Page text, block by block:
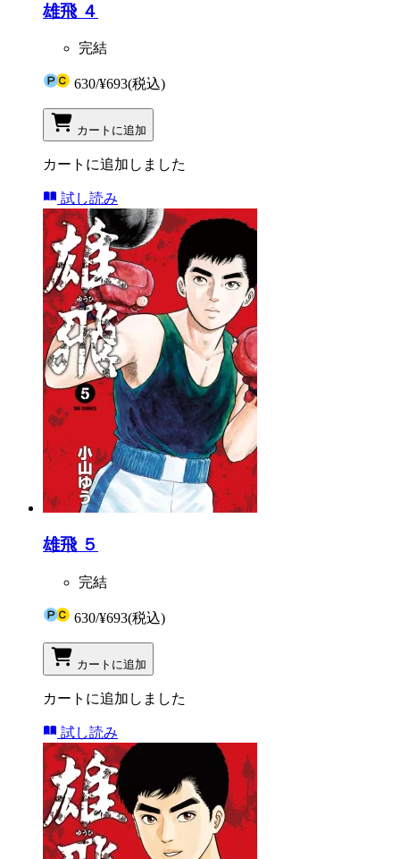
雄飛 ４
完結
630/¥693(税込)
カートに追加
カートに追加しました
試し読み
雄飛 ５
完結
630/¥693(税込)
カートに追加
カートに追加しました
試し読み